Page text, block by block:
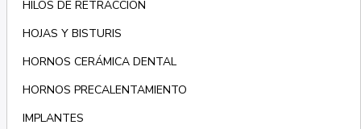
HILOS DE RETRACCIÓN
HOJAS Y BISTURIS
HORNOS CERÁMICA DENTAL
HORNOS PRECALENTAMIENTO
IMPLANTES